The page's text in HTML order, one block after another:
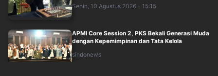
Senin, 10 Agustus 2026 - 15:15
APMI Core Session 2, PKS Bekali Generasi Muda
dengan Kepemimpinan dan Tata Kelola
sindonews